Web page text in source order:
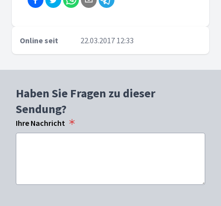
Online seit 22.03.2017 12:33
Haben Sie Fragen zu dieser
Sendung?
Ihre Nachricht